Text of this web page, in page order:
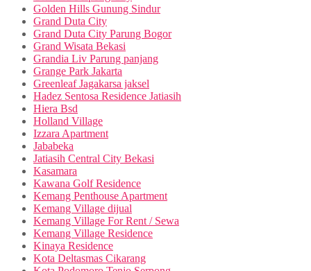
Golden Hills Gunung Sindur
Grand Duta City
Grand Duta City Parung Bogor
Grand Wisata Bekasi
Grandia Liv Parung panjang
Grange Park Jakarta
Greenleaf Jagakarsa jaksel
Hadez Sentosa Residence Jatiasih
Hiera Bsd
Holland Village
Izzara Apartment
Jababeka
Jatiasih Central City Bekasi
Kasamara
Kawana Golf Residence
Kemang Penthouse Apartment
Kemang Village dijual
Kemang Village For Rent / Sewa
Kemang Village Residence
Kinaya Residence
Kota Deltasmas Cikarang